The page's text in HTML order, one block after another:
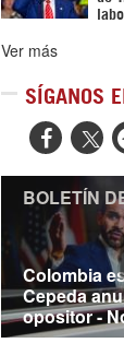
Ver más
SÍGANOS

Colombia
Cepeda
opositor -
BOLETÍN